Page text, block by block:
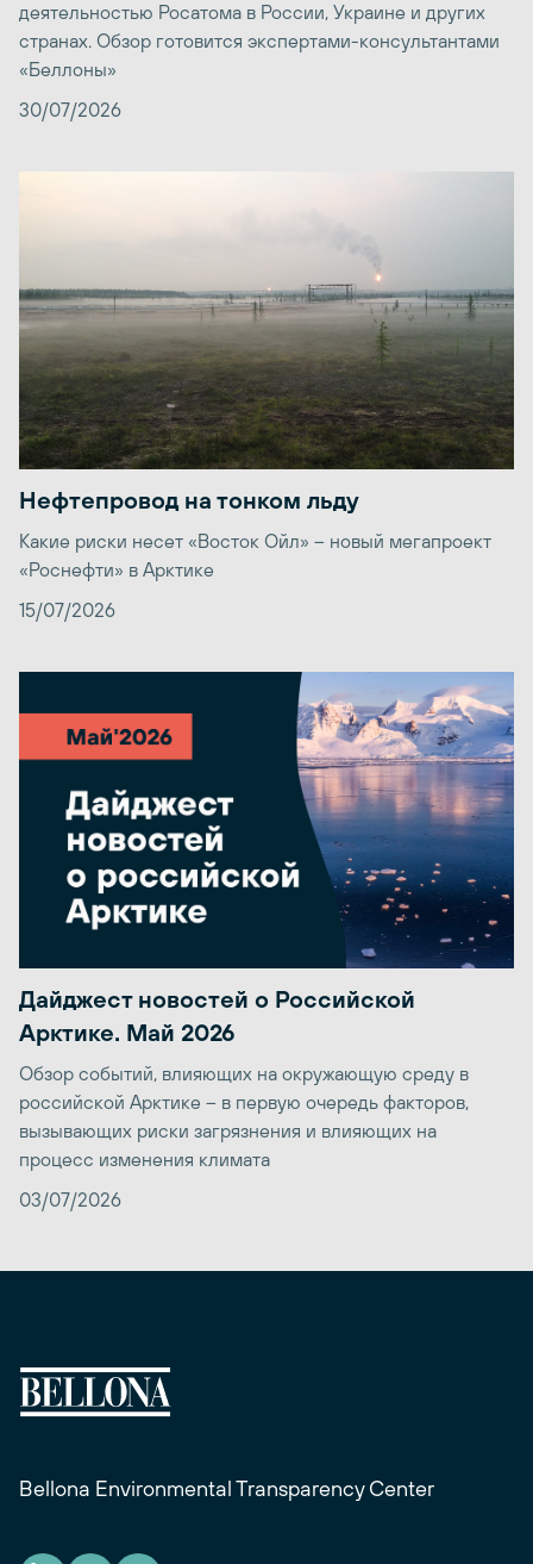
деятельностью Росатома в России, Украине и других
странах. Обзор готовится экспертами-консультантами
«Беллоны»
30/07/2026
Нефтепровод на тонком льду
Какие риски несет «Восток Ойл» – новый мегапроект
«Роснефти» в Арктике
15/07/2026
Дайджест новостей о Российской
Арктике. Май 2026
Обзор событий, влияющих на окружающую среду в
российской Арктике – в первую очередь факторов,
вызывающих риски загрязнения и влияющих на
процесс изменения климата
03/07/2026
Bellona Environmental Transparency Center